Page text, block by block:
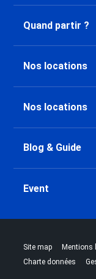
Quand partir ?
Nos locations
Nos locations
Blog & Guide
Event
Site map |Mentions
Charte données |